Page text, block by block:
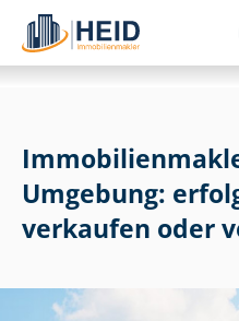
Umgebung:
verkaufen oder